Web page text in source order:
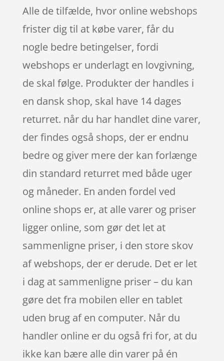
Alle de tilfælde, hvor online webshops
frister dig til at købe varer, får du
nogle bedre betingelser, fordi
webshops er underlagt en lovgivning,
de skal følge. Produkter der handles i
en dansk shop, skal have 14 dages
returret. når du har handlet dine varer,
der findes også shops, der er endnu
bedre og giver mere der kan forlænge
din standard returret med både uger
og måneder. En anden fordel ved
online shops er, at alle varer og priser
ligger online, som gør det let at
sammenligne priser, i den store skov
af webshops, der er derude. Det er let
i dag at sammenligne priser – du kan
gøre det fra mobilen eller en tablet
uden brug af en computer. Når du
handler online er du også fri for, at du
ikke kan bære alle din varer på én